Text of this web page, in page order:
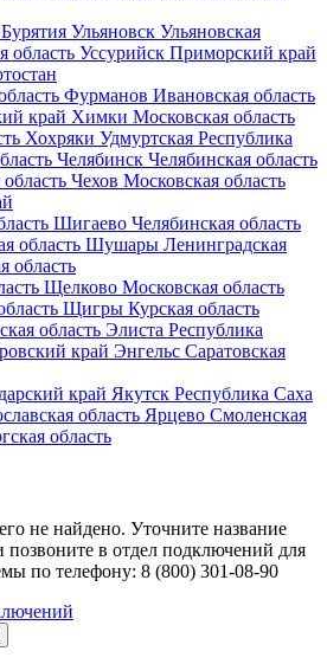
Ульяновск Ульяновская
область Уссурийск Приморский край
Фурманов Ивановская область
край Химки Московская область
Хохряки Удмуртская Республика
Челябинск Челябинская область
Чехов Московская область
Шигаево Челябинская область
область Шушары Ленинградская
область
Щелково Московская область
Щигры Курская область
область Элиста Республика
край Энгельс Саратовская
край Якутск Республика Саха
область Ярцево Смоленская
область
Уточните название
позвоните в отдел подключений для
по телефону: 8 (800) 301-08-90